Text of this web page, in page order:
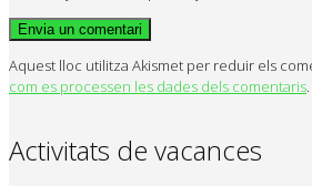
Aquest lloc utilitza Akismet per reduir els
com es processen les dades dels comentaris.
Activitats de vacances